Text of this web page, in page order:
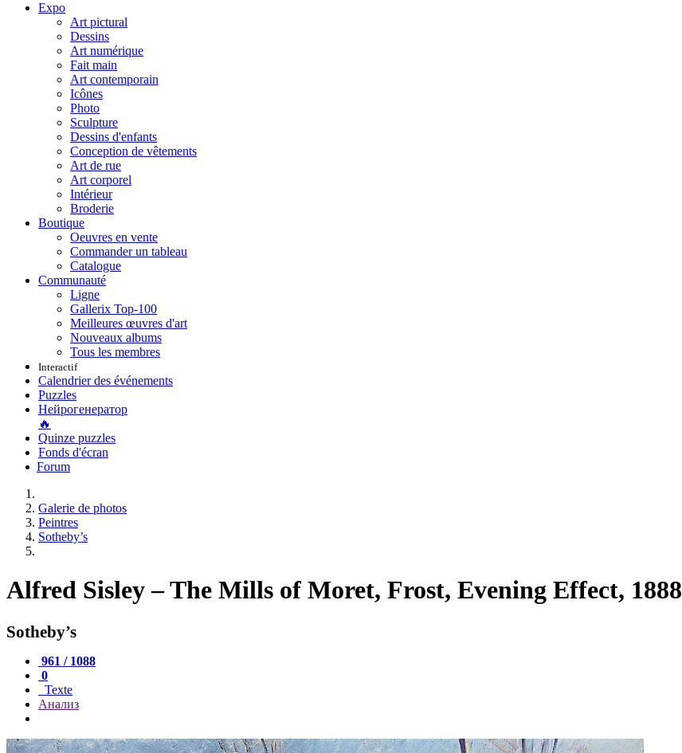
Expo
Art pictural
Dessins
Art numérique
Fait main
Art contemporain
Icônes
Photo
Sculpture
Dessins d'enfants
Conception de vêtements
Art de rue
Art corporel
Intérieur
Broderie
Boutique
Oeuvres en vente
Commander un tableau
Catalogue
Communauté
Ligne
Gallerix Top-100
Meilleures œuvres d'art
Nouveaux albums
Tous les membres
Interactif
Calendrier des événements
Puzzles
Нейрогенератор
🔥
Quinze puzzles
Fonds d'écran
Forum
Galerie de photos
Peintres
Sotheby’s
Alfred Sisley – The Mills of Moret, Frost, Evening Effect, 1888
Sotheby’s
961 / 1088
0
Texte
Анализ